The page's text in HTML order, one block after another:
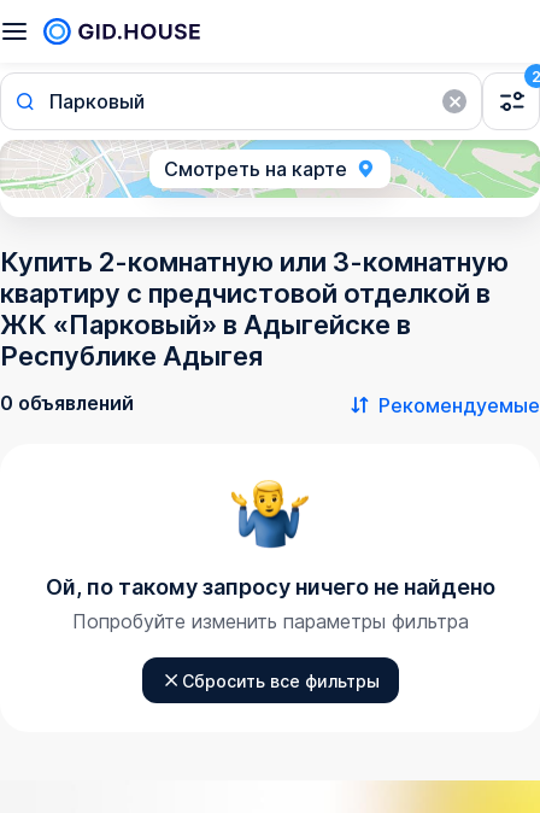
Парковый
2
Смотреть на карте
Купить 2-комнатную или 3-комнатную
квартиру с предчистовой отделкой в
ЖК «Парковый» в Адыгейске в
Республике Адыгея
0 объявлений Рекомендуемые
Ой, по такому запросу ничего не найдено
Попробуйте изменить параметры фильтра
Сбросить все фильтры